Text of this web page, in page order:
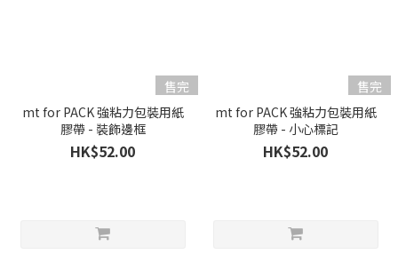
售完
mt for PACK 強粘力包裝用紙
膠帶 - 裝飾邊框
HK$52.00
售完
mt for PACK 強粘力包裝用紙
膠帶 - 小心標記
HK$52.00